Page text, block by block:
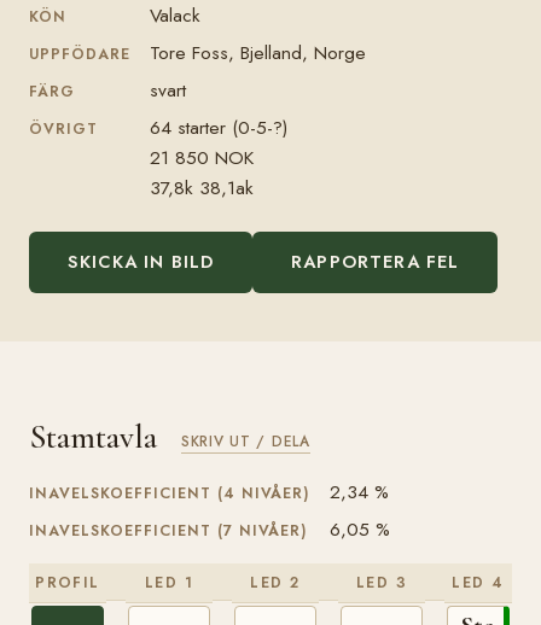
KÖN Valack
UPPFÖDARE Tore Foss, Bjelland, Norge
FÄRG svart
ÖVRIGT
64 starter (0-5-?)
21 850 NOK
37,8k 38,1ak
SKICKA IN BILD RAPPORTERA FEL
Stamtavla SKRIV UT / DELA
INAVELSKOEFFICIENT (4 NIVÅER) 2,34 %
INAVELSKOEFFICIENT (7 NIVÅER) 6,05 %
PROFIL LED 1 LED 2 LED 3 LED 4